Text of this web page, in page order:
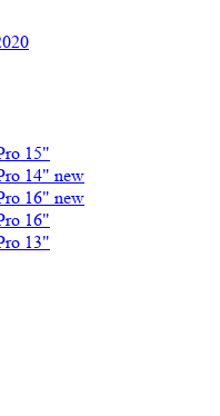
15"
14" new
16" new
16"
13"